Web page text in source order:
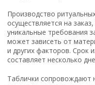
Производство
осуществляется на
уникальные требования
может зависеть от
и других факторов. Срок
составляет несколько
Таблички сопровождают